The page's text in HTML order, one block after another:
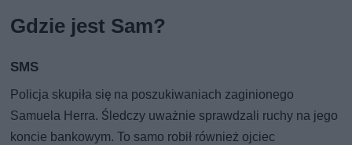
Gdzie jest Sam?
SMS
Policja skupiła się na poszukiwaniach zaginionego
Samuela Herra. Śledczy uważnie sprawdzali ruchy na jego
koncie bankowym. To samo robił również ojciec